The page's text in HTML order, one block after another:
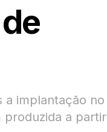
a implantação no
a partir